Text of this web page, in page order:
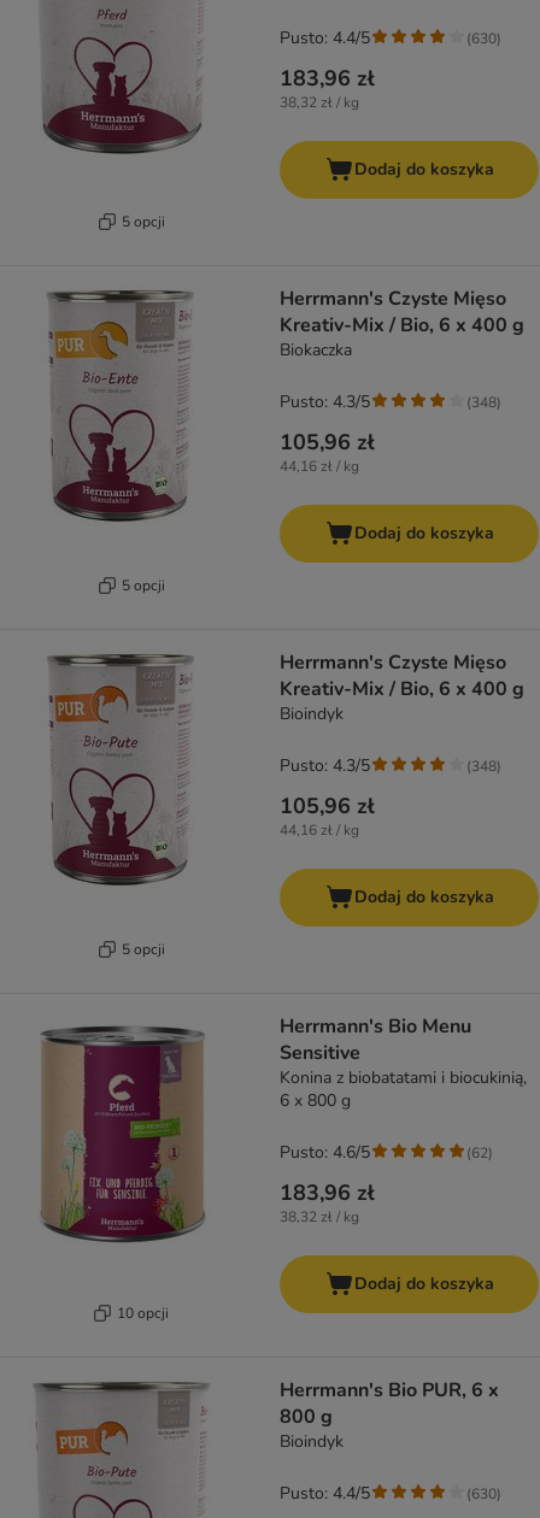
5 opcji
183,96 zł
38,32 zł / kg
Pusto: 4.4/5 (630)
Dodaj do koszyka
5 opcji
Herrmann's Czyste Mięso
Kreativ-Mix / Bio, 6 x 400 g
Biokaczka
105,96 zł
44,16 zł / kg
Pusto: 4.3/5 (348)
Dodaj do koszyka
5 opcji
Herrmann's Czyste Mięso
Kreativ-Mix / Bio, 6 x 400 g
Bioindyk
105,96 zł
44,16 zł / kg
Pusto: 4.3/5 (348)
Dodaj do koszyka
10 opcji
Herrmann's Bio Menu
Sensitive
Konina z biobatatami i biocukinią,
6 x 800 g
183,96 zł
38,32 zł / kg
Pusto: 4.6/5 (62)
Dodaj do koszyka
Herrmann's Bio PUR, 6 x
800 g
Bioindyk
Pusto: 4.4/5 (630)